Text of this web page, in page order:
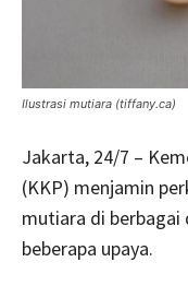
Ilustrasi mutiara (tiffany.ca)
Jakarta, 24/7 –
(KKP) menjamin
mutiara di berbagai
beberapa upaya.